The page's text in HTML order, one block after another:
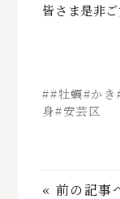
皆さま是非
##牡蠣#かき
身#安芸区
« 前の記事